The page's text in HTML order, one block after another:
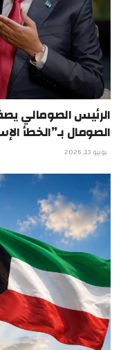
الرئيس الصومالي
الصومال بـ”الخطأ
يونيو 13, 2026